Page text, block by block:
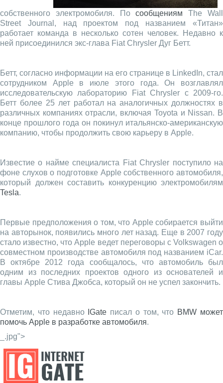
собственного электромобиля. Посообщениям The Wall
Street Journal, над проектом под названием «Титан»
работает команда в несколько сотен человек. Недавно к
ней присоединился экс-глава Fiat Chrysler Дуг Бетт.
Бетт, согласно информации на его странице в LinkedIn, стал
сотрудником Apple в июле этого года. Он возглавлял
исследовательскую лабораторию Fiat Chrysler с 2009-го.
Бетт более 25 лет работал на аналогичных должностях в
различных компаниях отрасли, включая Toyota и Nissan. В
конце прошлого года он покинул итальянско-американскую
компанию, чтобы продолжить свою карьеру в Apple.
Известие о найме специалиста Fiat Chrysler поступило на
фоне слухов о подготовке Apple собственного автомобиля,
который должен составить конкуренцию электромобилям
Tesla.
Первые предположения о том, что Apple собирается выйти
на авторынок, появились много лет назад. Еще в 2007 году
стало известно, что Apple ведет переговоры с Volkswagen о
совместном производстве автомобиля под названием iCar.
В октябре 2012 года сообщалось, что автомобиль был
одним из последних проектов одного из основателей и
главы Apple Стива Джобса, который он не успел закончить.
Отметим, что недавно IGate писал о том, что BMW может
помочь Apple в разработке автомобиля.
_.jpg">